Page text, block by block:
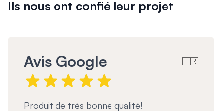
Accès Pro
Ils nous ont confié leur projet
Avis Google 🇫🇷
Garde corps magnifique et très bien posé